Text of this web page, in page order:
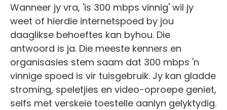
Wanneer jy vra, 'is 300 mbps vinnig' wil jy
weet of hierdie internetspoed by jou
daaglikse behoeftes kan byhou. Die
antwoord is ja. Die meeste kenners en
organisasies stem saam dat 300 mbps 'n
vinnige spoed is vir tuisgebruik. Jy kan gladde
stroming, speletjies en video-oproepe geniet,
selfs met verskeie toestelle aanlyn gelyktydig.